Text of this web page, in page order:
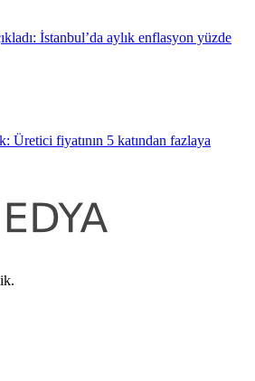
İstanbul’da aylık enflasyon yüzde
Üretici fiyatının 5 katından fazlaya